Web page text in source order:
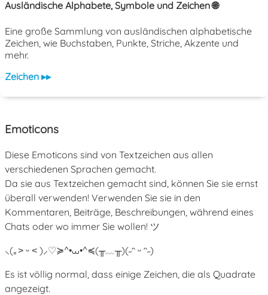
Ausländische Alphabete, Symbole und Zeichen 🌐
Eine große Sammlung von ausländischen alphabetische
Zeichen, wie Buchstaben, Punkte, Striche, Akzente und
mehr.
Zeichen ▸▸
Emoticons
Diese Emoticons sind von Textzeichen aus allen
verschiedenen Sprachen gemacht.
Da sie aus Textzeichen gemacht sind, können Sie sie ernst
überall verwenden! Verwenden Sie sie in den
Kommentaren, Beiträge, Beschreibungen, während eines
Chats oder wo immer Sie wollen! ツ
⸜(｡˃ ᵕ ˂ )⸝♡≽^•⩊•^≼(╥﹏╥)(˶ᵔ ᵕ ᵔ˶)
Es ist völlig normal, dass einige Zeichen, die als Quadrate
angezeigt.